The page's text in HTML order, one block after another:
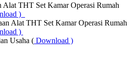
Alat THT Set Kamar Operasi Rumah
)
Alat THT Set Kamar Operasi Rumah
)
Usaha ( Download )